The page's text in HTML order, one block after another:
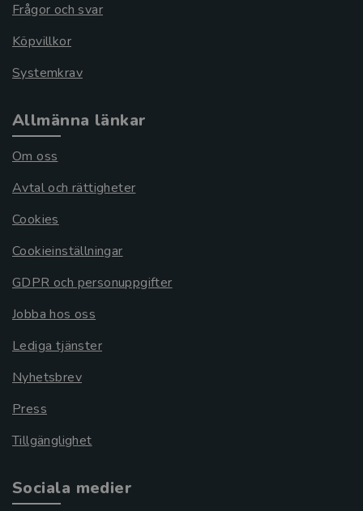
Frågor och svar
Köpvillkor
Systemkrav
Allmänna länkar
Om oss
Avtal och rättigheter
Cookies
Cookieinställningar
GDPR och personuppgifter
Jobba hos oss
Lediga tjänster
Nyhetsbrev
Press
Tillgänglighet
Sociala medier